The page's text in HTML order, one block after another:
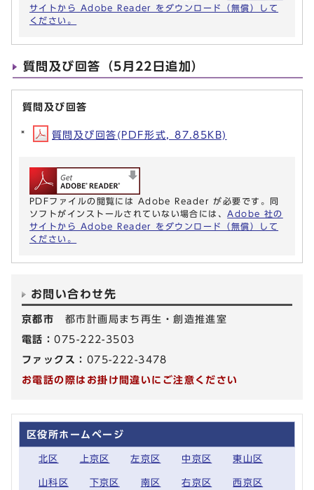
サイトから Adobe Reader をダウンロード（無償）して
ください。
質問及び回答（5月22日追加）
質問及び回答
質問及び回答(PDF形式, 87.85KB)
PDFファイルの閲覧には Adobe Reader が必要です。同
ソフトがインストールされていない場合には、 Adobe 社の
サイトから Adobe Reader をダウンロード（無償）して
ください。
お問い合わせ先
京都市 都市計画局まち再生・創造推進室
電話：075-222-3503
ファックス： 075-222-3478
お電話の際はお掛け間違いにご注意ください
区役所ホームページ
北区 上京区 左京区 中京区 東山区
山科区 下京区 南区 右京区 西京区